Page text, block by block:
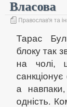
Власова
Православ'я та
Тарас
блоку так
на чолі,
а
одність.